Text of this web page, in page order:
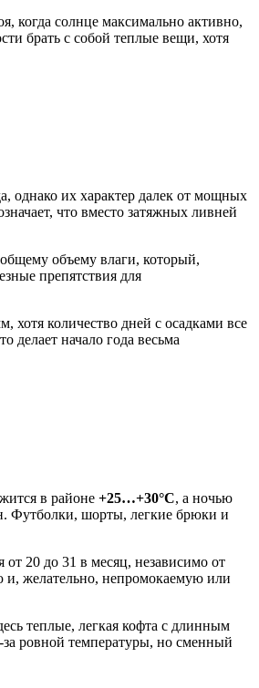
когда солнце максимально активно,
брать с собой теплые вещи, хотя
однако их характер далек от мощных
что вместо затяжных ливней
объему влаги, который,
препятствия для
хотя количество дней с осадками все
делает начало года весьма
в районе +25…+30°C, а ночью
Футболки, шорты, легкие брюки и
от 20 до 31 в месяц, независимо от
желательно, непромокаемую или
теплые, легкая кофта с длинным
ровной температуры, но сменный